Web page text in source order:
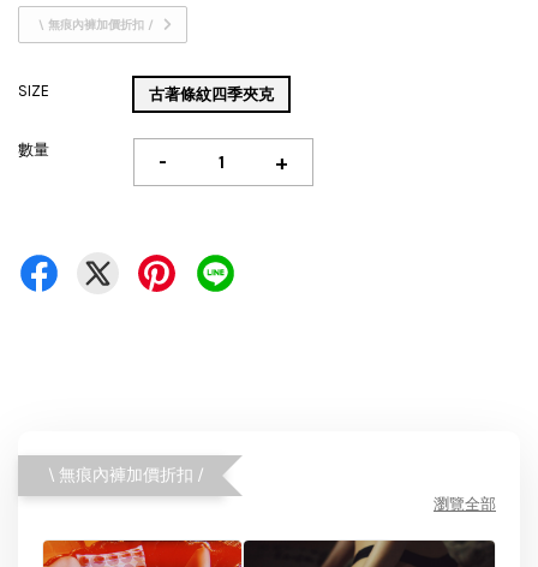
\ 無痕內褲加價折扣 /
SIZE 古著條紋四季夾克
數量 - +
\ 無痕內褲加價折扣 /
瀏覽全部